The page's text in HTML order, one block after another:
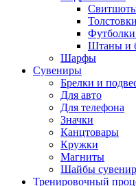
Штаны и
Шарфы
Сувениры
Брелки и
Для авто
Для телефона
Значки
Канцтовары
Кружки
Магниты
Шайбы
Тренировочный